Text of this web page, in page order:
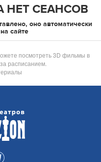
НЕТ СЕАНСОВ
оно автоматически
сайте
посмотреть 3D фильмы в
расписанием.